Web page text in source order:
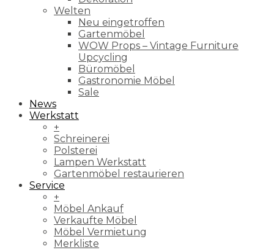
Welten
Neu eingetroffen
Gartenmöbel
WOW Props – Vintage Furniture
Upcycling
Büromöbel
Gastronomie Möbel
Sale
News
Werkstatt
+
Schreinerei
Polsterei
Lampen Werkstatt
Gartenmöbel restaurieren
Service
+
Möbel Ankauf
Verkaufte Möbel
Möbel Vermietung
Merkliste